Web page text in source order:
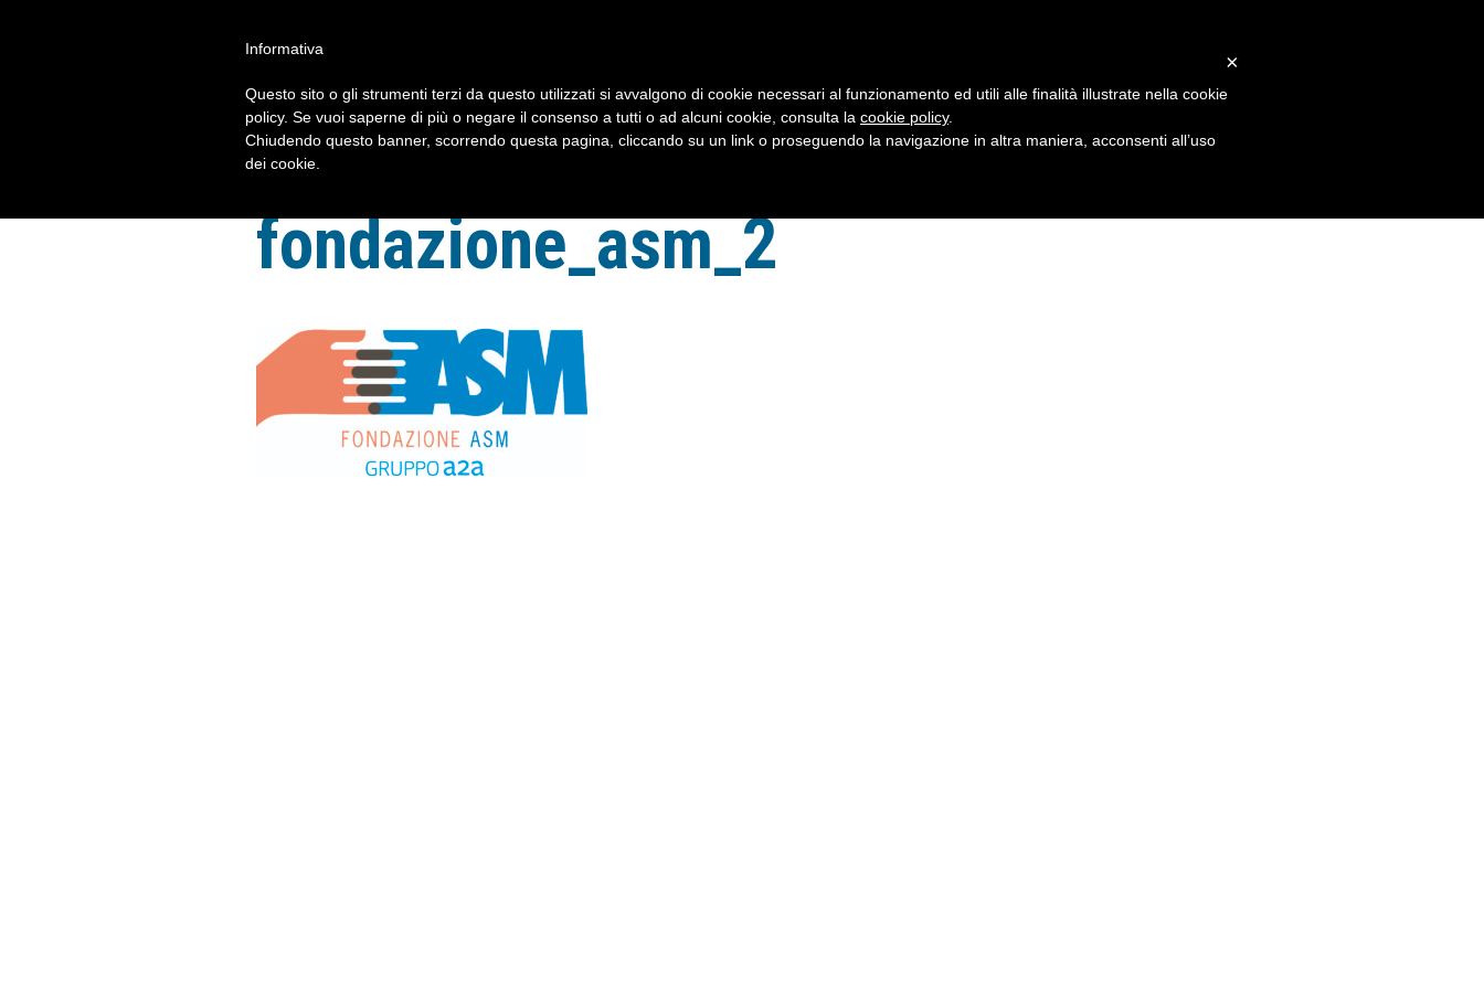
fondazione_asm_2
×
Informativa
Questo sito o gli strumenti terzi da questo utilizzati si avvalgono di cookie necessari al funzionamento ed utili alle finalità illustrate nella cookie
policy. Se vuoi saperne di più o negare il consenso a tutti o ad alcuni cookie, consulta la cookie policy.
Chiudendo questo banner, scorrendo questa pagina, cliccando su un link o proseguendo la navigazione in altra maniera, acconsenti all’uso
dei cookie.